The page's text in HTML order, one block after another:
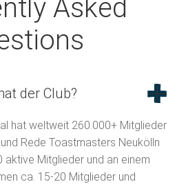
Asked
der Club?
hat weltweit 260.000+ Mitglieder
Rede Toastmasters Neukölln
aktive Mitglieder und an einem
ca. 15-20 Mitglieder und